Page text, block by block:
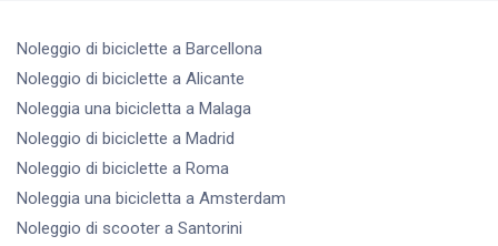
Noleggio di biciclette a Barcellona
Noleggio di biciclette a Alicante
Noleggia una bicicletta a Malaga
Noleggio di biciclette a Madrid
Noleggio di biciclette a Roma
Noleggia una bicicletta a Amsterdam
Noleggio di scooter a Santorini